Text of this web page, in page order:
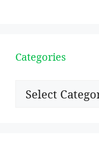
Categories
Categories